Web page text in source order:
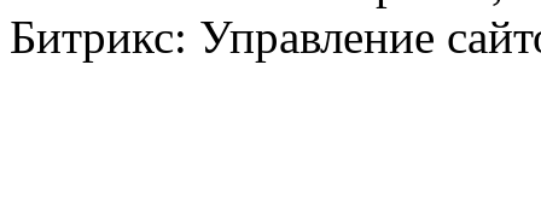
Битрикс: Управление